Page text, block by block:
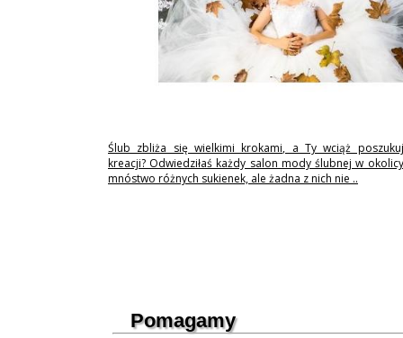
Ślub zbliża się wielkimi krokami, a Ty wciąż
kreacji? Odwiedziłaś każdy salon mody ślubnej w
mnóstwo różnych sukienek, ale żadna z nich nie ..
Pomagamy